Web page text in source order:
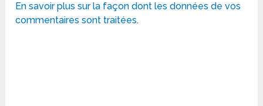
En savoir plus sur la façon dont les données de vos
commentaires sont traitées.